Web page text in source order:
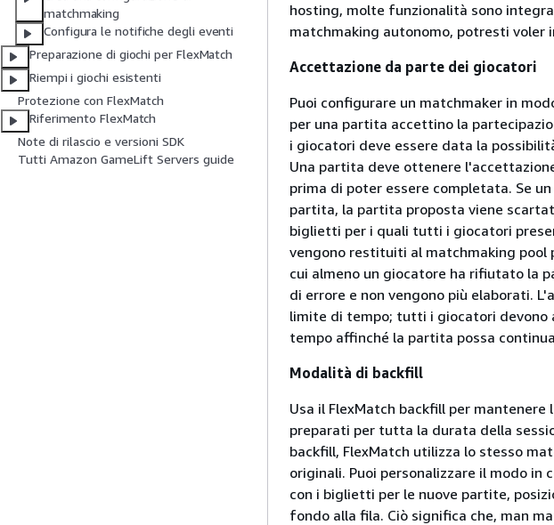
matchmaking
Configura le notifiche degli eventi
Preparazione di giochi per FlexMatch
Riempi i giochi esistenti
Protezione con FlexMatch
Riferimento FlexMatch
Note di rilascio e versioni SDK
Tutti Amazon GameLift Servers guide
hosting, molte funzionalità sono
matchmaking autonomo, potresti
Accettazione da parte dei giocatori
Puoi configurare un matchmaker in
per una partita accettino la
i giocatori deve essere data la
Una partita deve ottenere
prima di poter essere completata. Se
partita, la partita proposta viene
biglietti per i quali tutti i giocatori
vengono restituiti al matchmaking
cui almeno un giocatore ha rifiutato la
di errore e non vengono più elaborati.
limite di tempo; tutti i giocatori
tempo affinché la partita possa
Modalità di backfill
Usa il FlexMatch backfill per
preparati per tutta la durata della
backfill, FlexMatch utilizza lo stesso
originali. Puoi personalizzare il modo
con i biglietti per le nuove partite,
fondo alla fila. Ciò significa che, man